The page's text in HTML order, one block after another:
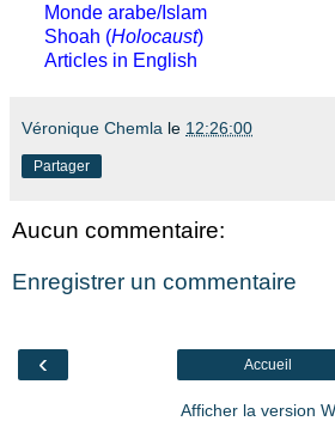
Monde arabe/Islam
Shoah (Holocaust)
Articles in English
Véronique Chemla le 12:26:00
Partager
Aucun commentaire:
Enregistrer un commentaire
‹ Accueil
Afficher la version